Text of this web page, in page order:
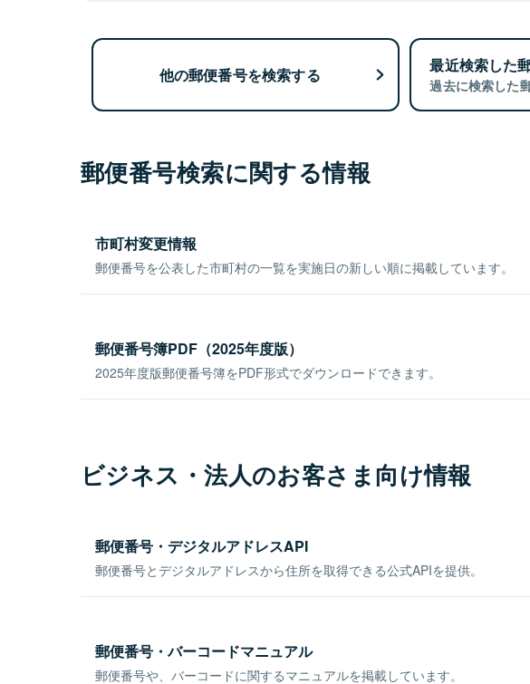
他の郵便番号を検索する 最近検索した
過去に検索した
郵便番号検索に関する情報
市町村変更情報
郵便番号を公表した市町村の一覧を実施日の新しい順に掲載しています。
郵便番号簿PDF（2025年度版）
2025年度版郵便番号簿をPDF形式でダウンロードできます。
ビジネス・法人のお客さま向け情報
郵便番号・デジタルアドレスAPI
郵便番号とデジタルアドレスから住所を取得できる公式APIを提供。
郵便番号・バーコードマニュアル
郵便番号や、バーコードに関するマニュアルを掲載しています。